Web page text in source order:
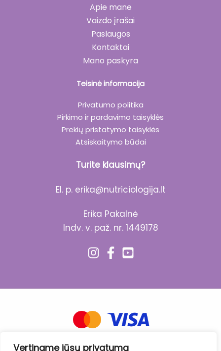
Vertiname jūsų privatumą
Apie mane
Vaizdo įrašai
Paslaugos
Kontaktai
Mano paskyra
Teisinė informacija
Privatumo politika
Pirkimo ir pardavimo taisyklės
Prekių pristatymo taisyklės
Atsiskaitymo būdai
Turite klausimų?
El. p. erika@nutriciologija.lt
Erika Pakalnė
Indv. v. paž. nr. 1449178